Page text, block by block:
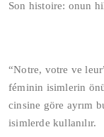
Son histoire: onun
“Notre, votre ve
féminin isimlerin
cinsine göre ayrım
isimlerde kullanılır.